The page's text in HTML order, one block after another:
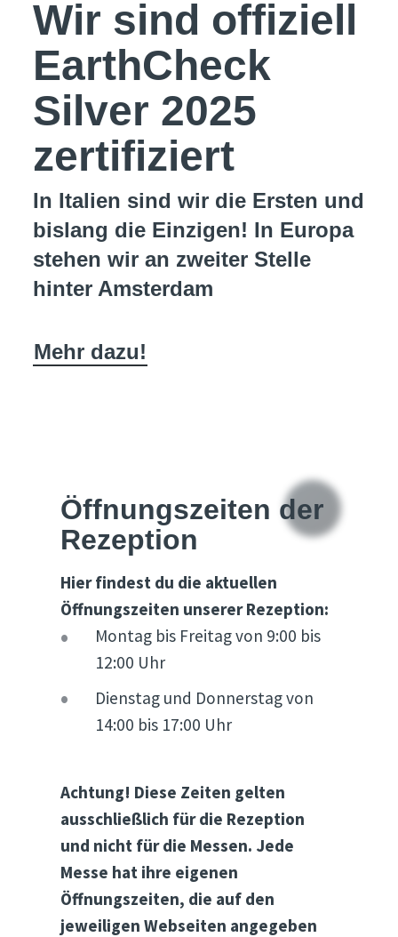
Wir sind offiziell
EarthCheck
Silver 2025
zertifiziert
In Italien sind wir die Ersten und
bislang die Einzigen! In Europa
stehen wir an zweiter Stelle
hinter Amsterdam
Mehr dazu!
Öffnungszeiten der
Rezeption
Hier findest du die aktuellen
Öffnungszeiten unserer Rezeption:
Montag bis Freitag von 9:00 bis
12:00 Uhr
Dienstag und Donnerstag von
14:00 bis 17:00 Uhr
Achtung! Diese Zeiten gelten
ausschließlich für die Rezeption
und nicht für die Messen. Jede
Messe hat ihre eigenen
Öffnungszeiten, die auf den
jeweiligen Webseiten angegeben